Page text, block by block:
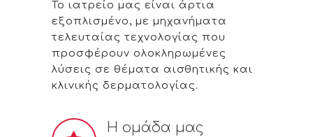
Το ιατρείο μας είναι άρτια
εξοπλισμένο, με μηχανήματα
τελευταίας τεχνολογίας που
προσφέρουν ολοκληρωμένες
λύσεις σε θέματα αισθητικής και
κλινικής δερματολογίας.
Η ομάδα μας